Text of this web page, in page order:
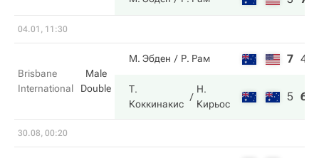
04.01, 11:30
Brisbane
International
Male
Double
М. Эбден Р. Рам 7 4
Т.
Коккинакис
Н.
Кирьос
5 6
30.08, 00:20